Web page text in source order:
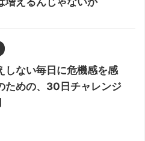
しない毎日に危機感を感
ための、30日チャレンジ